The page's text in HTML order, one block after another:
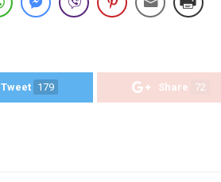
Tweet 179 Share 72